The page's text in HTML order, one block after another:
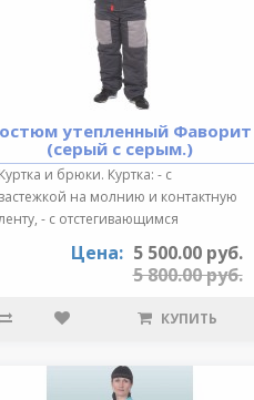
утепленный Фаворит
(серый с серым.)
Куртка и брюки. Куртка: - с
застежкой на молнию и контактную
- с отстегивающимся
Цена: 5 500.00 руб.
5 800.00 руб.
КУПИТЬ